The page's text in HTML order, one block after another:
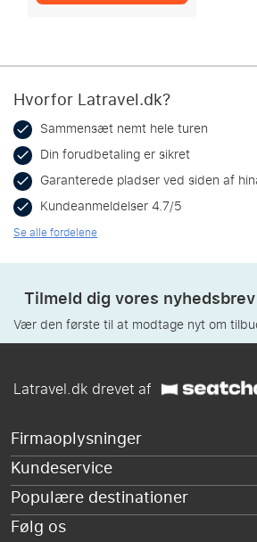
Hvorfor Latravel.dk?
Sammensæt nemt hele turen
Din forudbetaling er sikret
Garanterede pladser ved siden af
Kundeanmeldelser 4.7/5
Se alle fordelene
Tilmeld dig vores nyhedsbrev
Vær den første til at modtage nyt om
Latravel.dk drevet af
Firmaoplysninger
Kundeservice
Populære destinationer
Følg os